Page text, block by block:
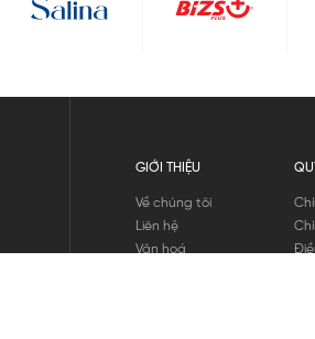
GIỚI THIỆU
Về chúng tôi
Liên hệ
Văn hoá